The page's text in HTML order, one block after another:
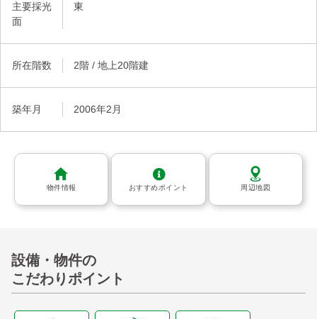
主要採光
面
東
所在階数 2階 / 地上20階建
築年月 2006年2月
物件情報 おすすめポイント 周辺地図
設備・物件の
こだわりポイント